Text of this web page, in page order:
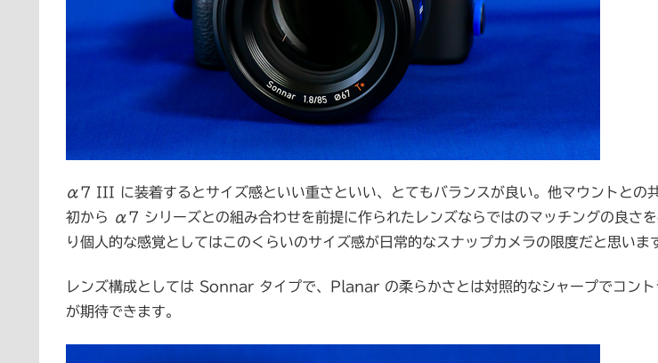
α7 III に装着するとサイズ感といい重さといい、とてもバランスが良い。他マウントとの
初から α7 シリーズとの組み合わせを前提に作られたレンズならではのマッチングの良さ
り個人的な感覚としてはこのくらいのサイズ感が日常的なスナップカメラの限度だと思いま
レンズ構成としては Sonnar タイプで、Planar の柔らかさとは対照的なシャープでコント
が期待できます。